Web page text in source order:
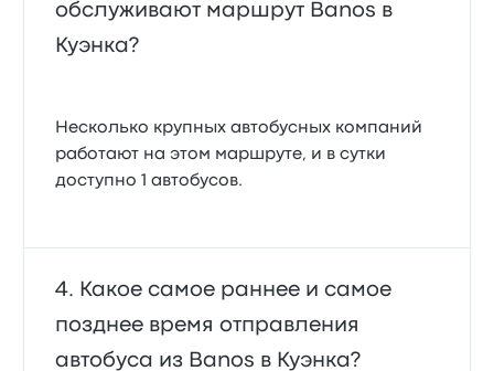
обслуживают маршрут Banos в
Куэнка?
Несколько крупных автобусных компаний
работают на этом маршруте, и в сутки
доступно 1 автобусов.
Какое самое раннее и самое
позднее время отправления
автобуса из Banos в Куэнка?